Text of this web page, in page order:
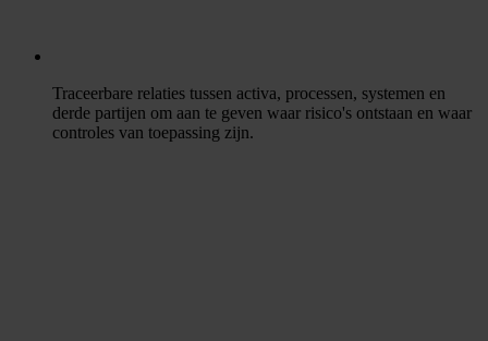
Traceerbare relaties tussen activa, processen, systemen en
derde partijen om aan te geven waar risico's ontstaan en waar
controles van toepassing zijn.